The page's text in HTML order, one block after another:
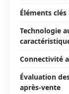
Éléments
Technologie
Connectivité
Évaluation
après-vente